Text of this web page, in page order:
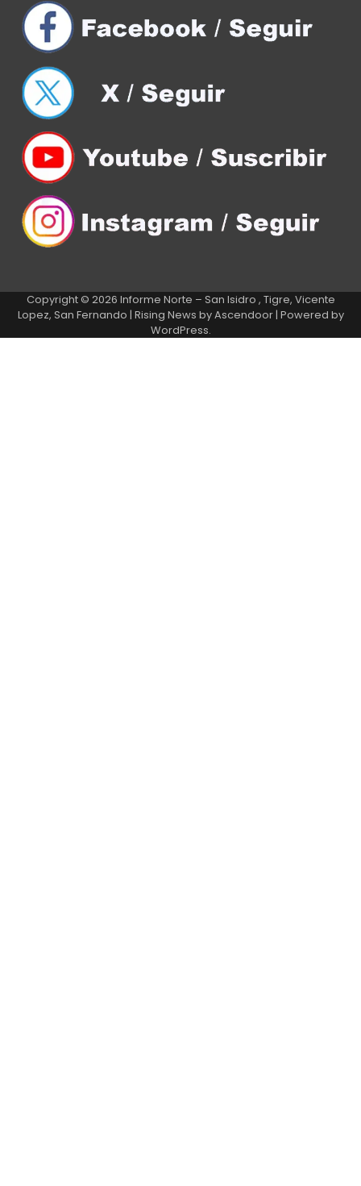
Copyright © 2026 Informe Norte – San Isidro , Tigre, Vicente
Lopez, San Fernando | Rising News byAscendoor| Powered by
WordPress.